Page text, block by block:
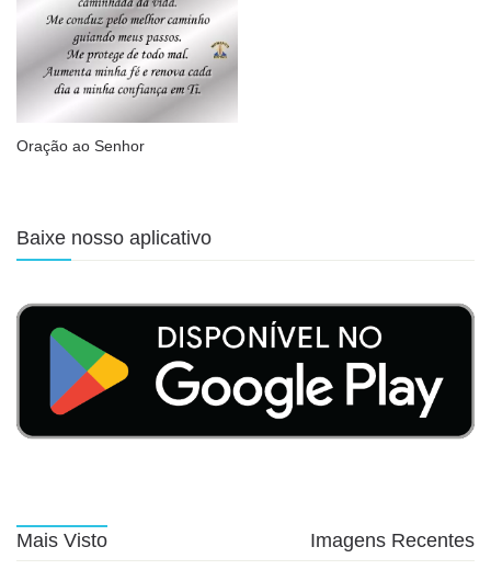
Oração ao Senhor
Baixe nosso aplicativo
Mais Visto Imagens Recentes